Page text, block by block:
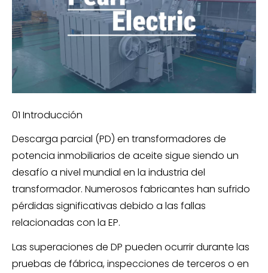
01 Introducción
Descarga parcial (PD) en transformadores de
potencia inmobiliarios de aceite sigue siendo un
desafío a nivel mundial en la industria del
transformador. Numerosos fabricantes han sufrido
pérdidas significativas debido a las fallas
relacionadas con la EP.
Las superaciones de DP pueden ocurrir durante las
pruebas de fábrica, inspecciones de terceros o en